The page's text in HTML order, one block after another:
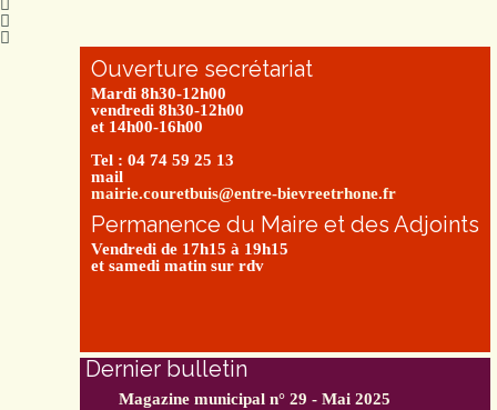
Ouverture secrétariat
Mardi 8h30-12h00
vendredi 8h30-12h00
et 14h00-16h00
Tel : 04 74 59 25 13
mail
mairie.couretbuis@entre-bievreetrhone.fr
Permanence du Maire et des Adjoints
Vendredi de 17h15 à 19h15
et samedi matin sur rdv
Dernier bulletin
Magazine municipal n° 29 - Mai 2025